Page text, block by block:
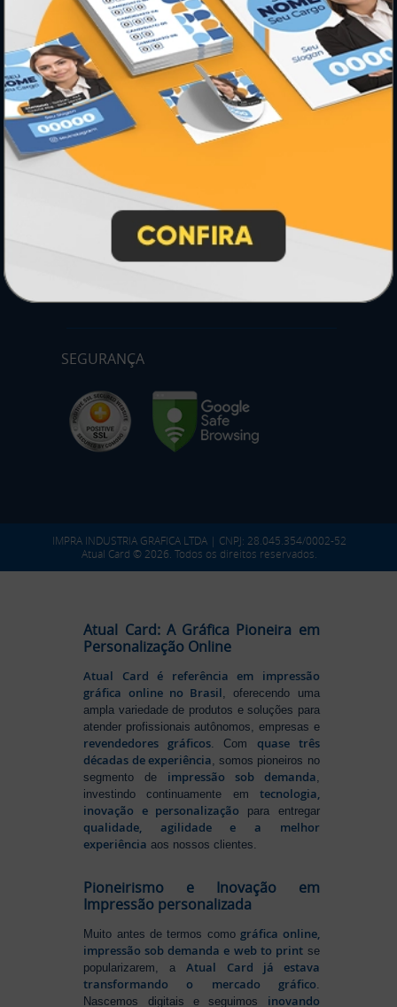
PAGUE COM
* Pagamento com cartão de crédito terá valor adicional.
** Pagamentos a prazo poderão ter acréscimo.
*** Nota fiscal sujeita a emissão de acordo com prestador de
serviço, conforme legislação pertinente.
SEGURANÇA
IMPRA INDUSTRIA GRAFICA LTDA | CNPJ: 28.045.354/0002-52
Atual Card © 2026. Todos os direitos reservados.
Atual Card: A Gráfica Pioneira em
Personalização Online
Atual Card é referência em impressão
gráfica online no Brasil, oferecendo uma
ampla variedade de produtos e soluções para
atender profissionais autônomos, empresas e
revendedores gráficos. Comquase três
décadas de experiência, somos pioneiros no
segmento de impressão sob demanda,
investindo continuamente em tecnologia,
inovação e personalização para entregar
qualidade, agilidade e a melhor
experiência aos nossos clientes.
Pioneirismo e Inovação em
Impressão personalizada
Muito antes de termos como gráfica online,
impressão sob demanda e web to printse
popularizarem, aAtual Card já estava
transformando o mercado gráfico
Nascemos digitais e seguimos inovando